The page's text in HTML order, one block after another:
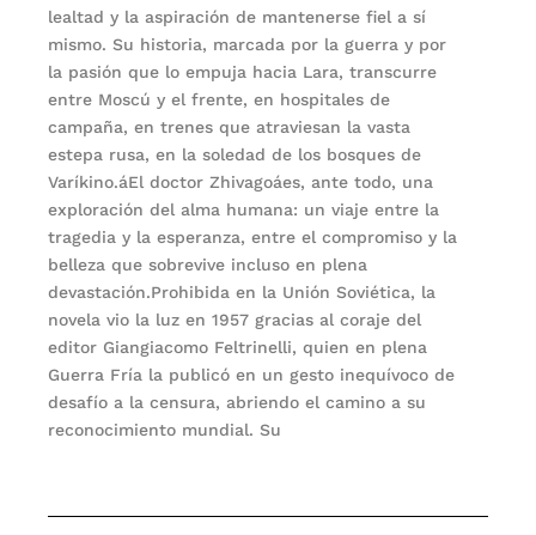
lealtad y la aspiración de mantenerse fiel a sí
mismo. Su historia, marcada por la guerra y por
la pasión que lo empuja hacia Lara, transcurre
entre Moscú y el frente, en hospitales de
campaña, en trenes que atraviesan la vasta
estepa rusa, en la soledad de los bosques de
Varíkino.áEl doctor Zhivagoáes, ante todo, una
exploración del alma humana: un viaje entre la
tragedia y la esperanza, entre el compromiso y la
belleza que sobrevive incluso en plena
devastación.Prohibida en la Unión Soviética, la
novela vio la luz en 1957 gracias al coraje del
editor Giangiacomo Feltrinelli, quien en plena
Guerra Fría la publicó en un gesto inequívoco de
desafío a la censura, abriendo el camino a su
reconocimiento mundial. Su